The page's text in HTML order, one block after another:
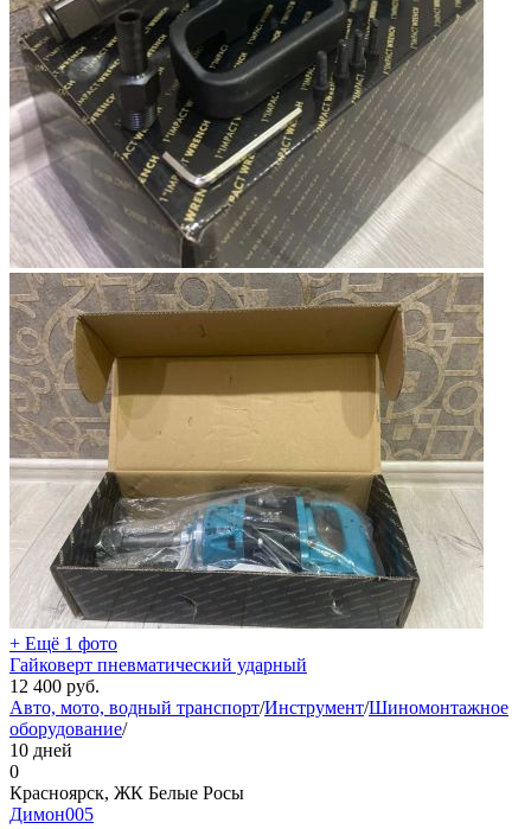
+ Ещё 1 фото
Гайковерт пневматический ударный
12 400 руб.
Авто, мото, водный транспорт/Инструмент/Шиномонтажное
оборудование/
10 дней
0
Красноярск, ЖК Белые Росы
Димон005